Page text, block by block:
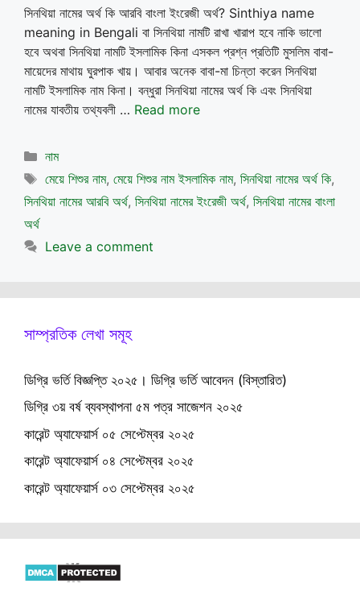
সিনথিয়া নামের অর্থ কি আরবি বাংলা ইংরেজী অর্থ? Sinthiya name
meaning in Bengali বা সিনথিয়া নামটি রাখা খারাপ হবে নাকি ভালো
হবে অথবা সিনথিয়া নামটি ইসলামিক কিনা এসকল প্রশ্ন প্রতিটি মুসলিম বাবা-
মায়েদের মাথায় ঘুরপাক খায়। আবার অনেক বাবা-মা চিন্তা করেন সিনথিয়া
নামটি ইসলামিক নাম কিনা। বন্ধুরা সিনথিয়া নামের অর্থ কি এবং সিনথিয়া
নামের যাবতীয় তথ্যবলী … Read more
Categories
নাম
Tags
মেয়ে শিশুর নাম, মেয়ে শিশুর নাম ইসলামিক নাম, সিনথিয়া নামের অর্থ কি,
সিনথিয়া নামের আরবি অর্থ, সিনথিয়া নামের ইংরেজী অর্থ, সিনথিয়া নামের বাংলা
অর্থ
Leave a comment
সাম্প্রতিক লেখা সমূহ
ডিগ্রি ভর্তি বিজ্ঞপ্তি ২০২৫। ডিগ্রি ভর্তি আবেদন (বিস্তারিত)
ডিগ্রি ৩য় বর্ষ ব্যবস্থাপনা ৫ম পত্র সাজেশন ২০২৫
কারেন্ট অ্যাফেয়ার্স ০৫ সেপ্টেম্বর ২০২৫
কারেন্ট অ্যাফেয়ার্স ০৪ সেপ্টেম্বর ২০২৫
কারেন্ট অ্যাফেয়ার্স ০৩ সেপ্টেম্বর ২০২৫